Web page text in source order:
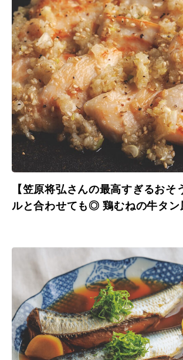
【笠原将弘さんの最高すぎるおそ
ルと合わせても◎ 鶏むねの牛タン